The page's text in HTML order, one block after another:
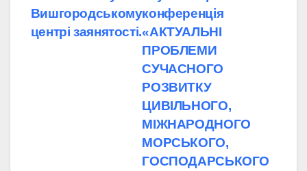
записів
конференція
«АКТУАЛЬНІ
ПРОБЛЕМИ
СУЧАСНОГО
РОЗВИТКУ
ЦИВІЛЬНОГО,
МІЖНАРОДНОГО
МОРСЬКОГО,
ГОСПОДАРСЬКОГО
Вишгородському
центрі заянятості.